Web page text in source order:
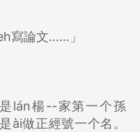
寫論文……」
lán楊--家第一个孫
ài做正經號一个名。